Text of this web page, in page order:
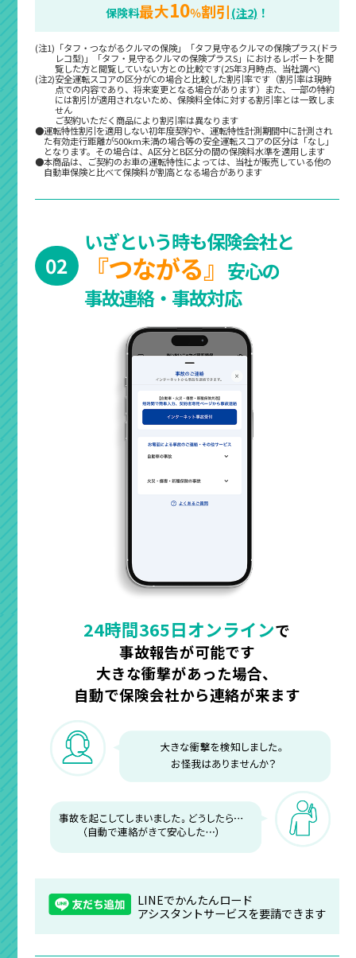
保険料最大10％割引(注2)！
(注1)「タフ・つながるクルマの保険」「タフ見守るクルマの保険プラス(ドラ
レコ型)」「タフ・見守るクルマの保険プラスS」におけるレポートを閲
覧した方と閲覧していない方との比較です(25年3月時点、当社調べ)
(注2)安全運転スコアの区分がCの場合と比較した割引率です（割引率は現時
点での内容であり、将来変更となる場合があります）また、一部の特約
には割引が適用されないため、保険料全体に対する割引率とは一致しま
せん
ご契約いただく商品により割引率は異なります
●運転特性割引を適用しない初年度契約や、運転特性計測期間中に計測され
た有効走行距離が500km未満の場合等の安全運転スコアの区分は「なし」
となります。その場合は、A区分とB区分の間の保険料水準を適用します
●本商品は、ご契約のお車の運転特性によっては、当社が販売している他の
自動車保険と比べて保険料が割高となる場合があります
02
いざという時も保険会社と
『つながる』 安心の
事故連絡・事故対応
24時間365日オンラインで
事故報告が可能です
大きな衝撃があった場合、
自動で保険会社から連絡が来ます
LINEでかんたんロード
アシスタントサービスを要請できます